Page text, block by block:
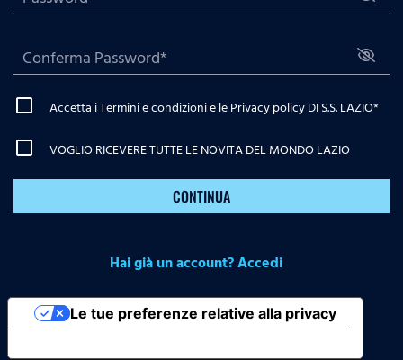
Accetta iTermini e condizionie lePrivacy policyDI S.S. LAZIO*
VOGLIO RICEVERE TUTTE LE NOVITA DEL MONDO LAZIO
CONTINUA
Hai già un account? Accedi
Le tue preferenze relative alla privacy